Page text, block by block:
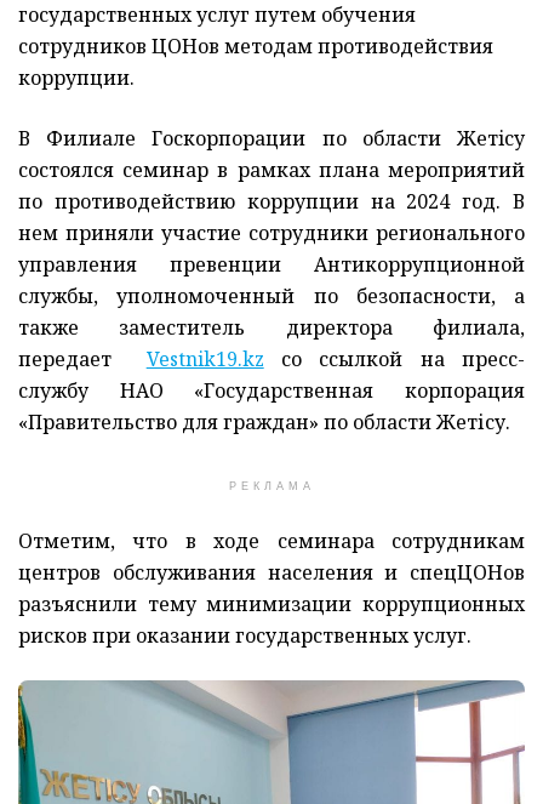
государственных услуг путем обучения
сотрудников ЦОНов методам противодействия
коррупции.
В Филиале Госкорпорации по области Жетiсу
состоялся семинар в рамках плана мероприятий
по противодействию коррупции на 2024 год. В
нем приняли участие сотрудники регионального
управления превенции Антикоррупционной
службы, уполномоченный по безопасности, а
также заместитель директора филиала,
передает Vestnik19.kz со ссылкой на пресс-
службу НАО «Государственная корпорация
«Правительство для граждан» по области Жетісу.
РЕКЛАМА
Отметим, что в ходе семинара сотрудникам
центров обслуживания населения и спецЦОНов
разъяснили тему минимизации коррупционных
рисков при оказании государственных услуг.